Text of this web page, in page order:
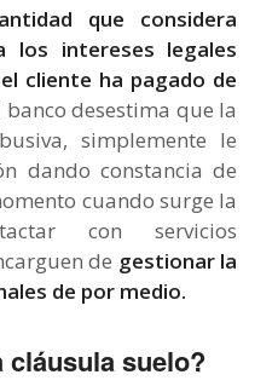
que considera
los intereses legales
cliente ha pagado de
banco desestima que la
simplemente le
dando constancia de
cuando surge la
con servicios
de gestionar la
de por medio.
suelo?